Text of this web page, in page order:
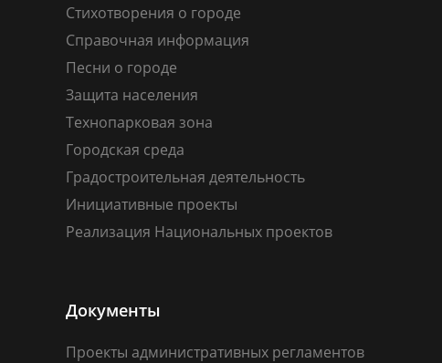
Стихотворения о городе
Справочная информация
Песни о городе
Защита населения
Технопарковая зона
Городская среда
Градостроительная деятельность
Инициативные проекты
Реализация Национальных проектов
Документы
Проекты административных регламентов